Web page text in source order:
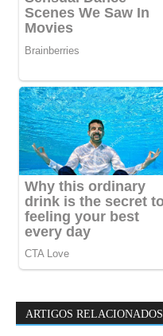
ARTIGOS RELACIONADOS